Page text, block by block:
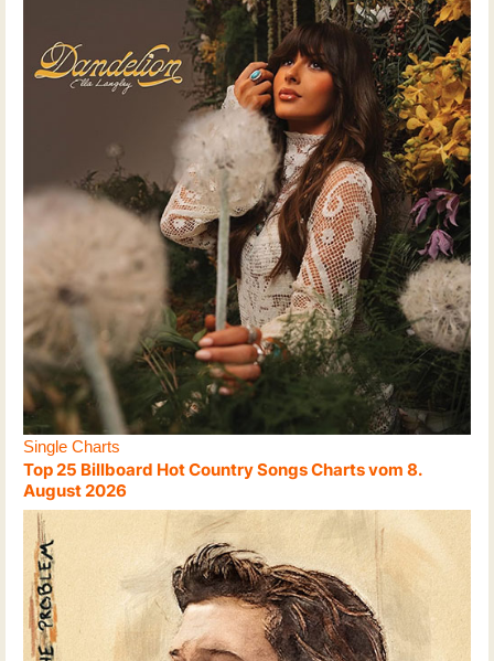
Single Charts
Top 25 Billboard Hot Country Songs Charts vom 8.
August 2026